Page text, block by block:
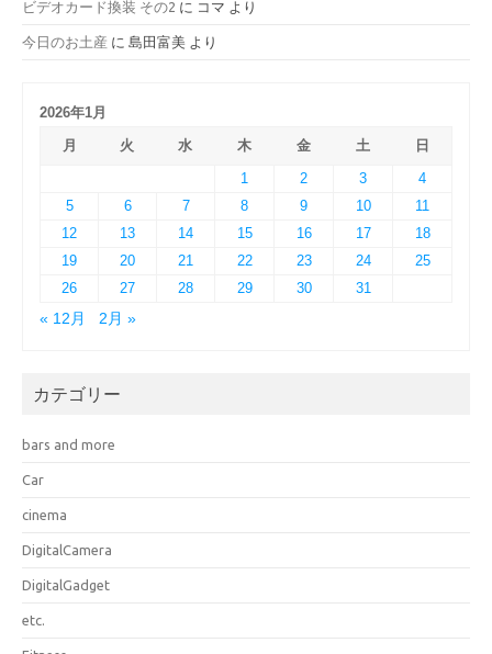
ビデオカード換装 その2 に コマ より
今日のお土産 に 島田富美 より
2026年1月
月
火 水 木 金 土
日
1
2 3
4
5
6 7 8 9 10
11
12
13 14 15 16 17
18
19
20 21 22 23 24
25
26
27 28 29 30
31
« 12月
2月 »
カテゴリー
bars and more
Car
cinema
DigitalCamera
DigitalGadget
etc.